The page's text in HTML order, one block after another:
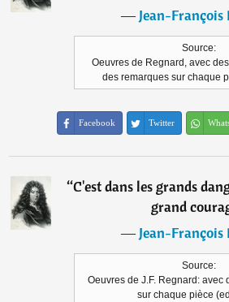
―Jean-François
Source:
Oeuvres de Regnard, avec
des remarques sur chaque
Facebook Twitter
“C'est dans les grands
grand
―Jean-François
Source:
Oeuvres de J.F. Regnard: avec
sur chaque pièce